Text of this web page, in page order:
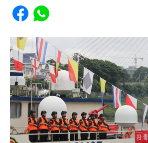
Share to Facebook
Share to WhatsApp